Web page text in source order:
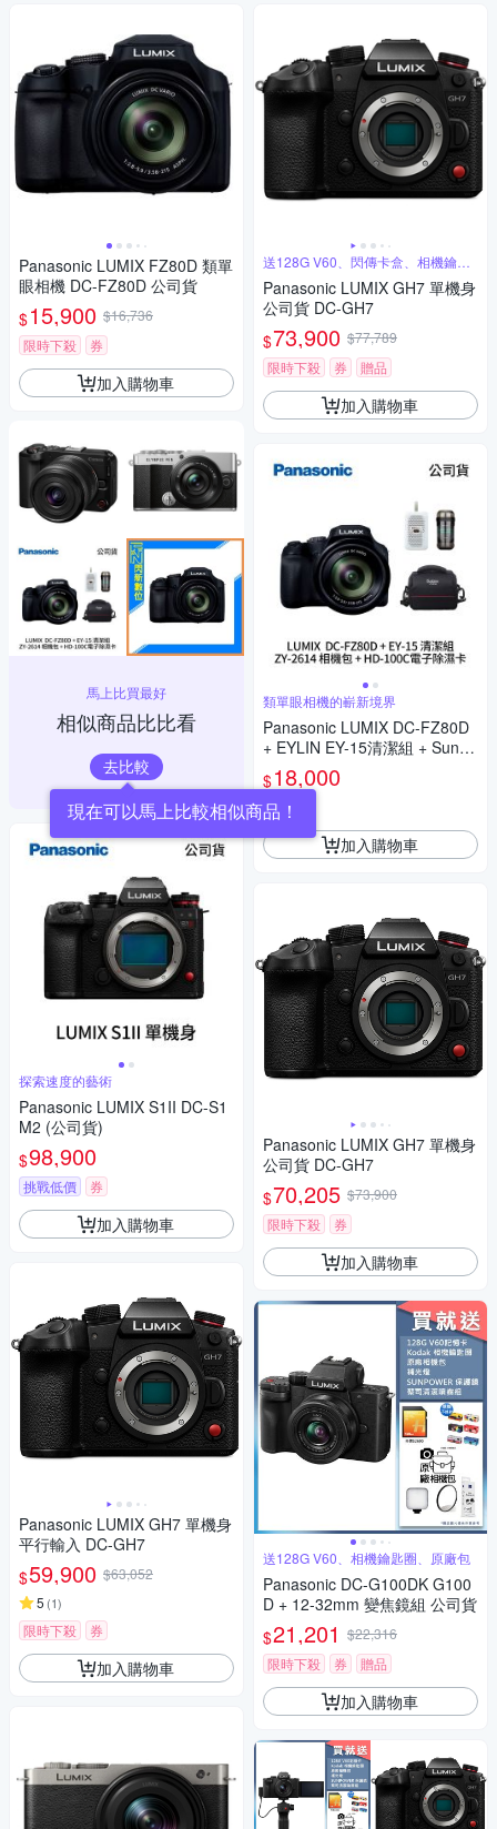
Panasonic LUMIX FZ80D 類單
眼相機 DC-FZ80D 公司貨
$15,900 $16,736
限時下殺
券
加入購物車
馬上比買最好
相似商品比比看
去比較
現在可以馬上比較相似商品！
探索速度的藝術
Panasonic LUMIX S1II DC-S1
M2 (公司貨)
$98,900
挑戰低價 券
加入購物車
Panasonic LUMIX GH7 單機身
平行輸入 DC-GH7
$59,900 $63,052
5 (1)
限時下殺 券
加入購物車
送128G V60、閃傳卡盒、相機鑰匙
圈
Panasonic LUMIX GH7 單機身
公司貨 DC-GH7
$73,900 $77,789
限時下殺
券 贈品
加入購物車
類單眼相機的嶄新境界
Panasonic LUMIX DC-FZ80D
+ EYLIN EY-15清潔組 + SunLi
ght ZY-2614相機包 + EirMai 銳
瑪 HD-100C電子除濕卡 FZ80
D (公司貨)
$18,000
券
加入購物車
Panasonic LUMIX GH7 單機身
公司貨 DC-GH7
$70,205 $73,900
限時下殺
券
加入購物車
送128G V60、相機鑰匙圈、原廠包
Panasonic DC-G100DK G100
D + 12-32mm 變焦鏡組 公司貨
$21,201 $22,316
限時下殺
券 贈品
加入購物車